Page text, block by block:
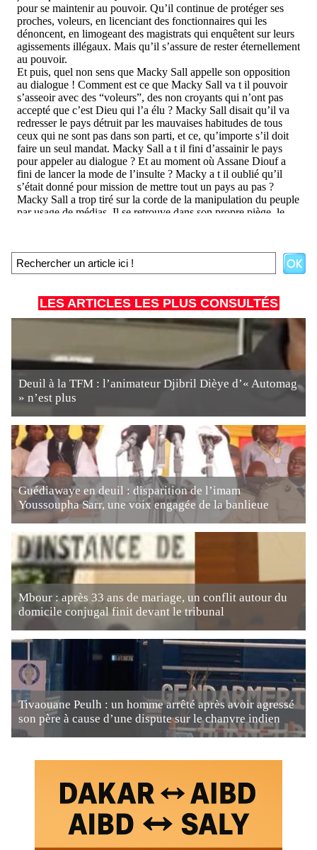
LES ARTICLES LES PLUS CONSULTÉS
Deuil à la TFM : l’animateur Djibril Dièye d’« Automag
» n’est plus
Guédiawaye en deuil : disparition de l’imam
Youssoupha Sarr, une voix engagée de la banlieue
Mbour : après 33 ans de mariage, un conflit autour du
domicile conjugal finit devant le tribunal
Tivaouane Peulh : un homme arrêté après avoir agressé
son père à cause d’une dispute sur le chanvre indien